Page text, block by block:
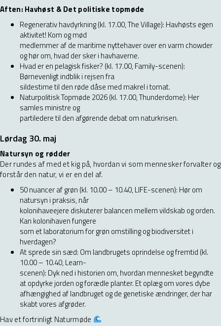
Aften: Havhøst & Det politiske topmøde
Regenerativ havdyrkning (kl. 17.00, The Village): Havhøsts egen
aktivitet! Kom og mød
medlemmer af de maritime nyttehaver over en varm chowder
og hør om, hvad der sker i havhaverne.
Hvad er en pelagisk fisker? (kl. 17.00, Family-scenen):
Børnevenligt indblik i rejsen fra
sildestime til den røde dåse med makrel i tomat.
Naturpolitisk Topmøde 2026 (kl. 17.00, Thunderdome): Her
samles ministre og
partiledere til den afgørende debat om naturkrisen.
Lørdag 30. maj
Natursyn og rødder
Der rundes af med et kig på, hvordan vi som mennesker forvalter og
forstår den natur, vi er en del af.
50 nuancer af grøn (kl. 10.00 – 10.40, LIFE-scenen): Hør om
natursyn i praksis, når
kolonihaveejere diskuterer balancen mellem vildskab og orden.
Kan kolonihaven fungere
som et laboratorium for grøn omstilling og biodiversitet i
hverdagen?
At sprede sin sæd: Om landbrugets oprindelse og fremtid (kl.
10.00 – 10.40, Learn-
scenen): Dyk ned i historien om, hvordan mennesket begyndte
at opdyrke jorden og forædle planter. Et oplæg om vores dybe
afhængighed af landbruget og de genetiske ændringer, der har
skabt vores afgrøder.
Hav et fortrinligt Naturmøde